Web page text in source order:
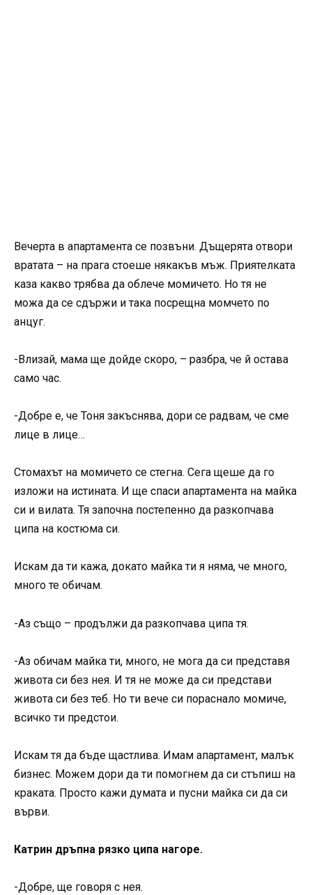
Вечерта в апартамента се позвъни. Дъщерята отвори
вратата – на прага стоеше някакъв мъж. Приятелката
каза какво трябва да облече момичето. Но тя не
можа да се сдържи и така посрещна момчето по
анцуг.
-Влизай, мама ще дойде скоро, – разбра, че й остава
само час.
-Добре е, че Тоня закъснява, дори се радвам, че сме
лице в лице…
Стомахът на момичето се стегна. Сега щеше да го
изложи на истината. И ще спаси апартамента на майка
си и вилата. Тя започна постепенно да разкопчава
ципа на костюма си.
Искам да ти кажа, докато майка ти я няма, че много,
много те обичам.
-Аз също – продължи да разкопчава ципа тя.
-Аз обичам майка ти, много, не мога да си представя
живота си без нея. И тя не може да си представи
живота си без теб. Но ти вече си пораснало момиче,
всичко ти предстои.
Искам тя да бъде щастлива. Имам апартамент, малък
бизнес. Можем дори да ти помогнем да си стъпиш на
краката. Просто кажи думата и пусни майка си да си
върви.
Катрин дръпна рязко ципа нагоре.
-Добре, ще говоря с нея.